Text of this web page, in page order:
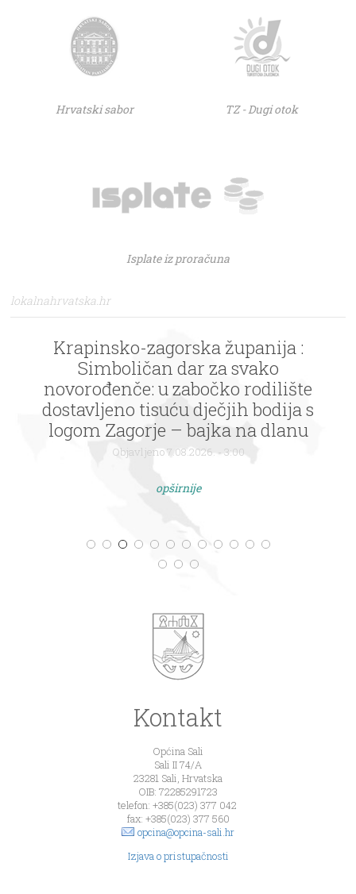
Hrvatski sabor TZ - Dugi otok
Isplate iz proračuna
lokalnahrvatska.hr
Krapinsko-zagorska županija :
Simboličan dar za svako
novorođenče: u zabočko rodilište
dostavljeno tisuću dječjih bodija s
logom Zagorje – bajka na dlanu
Objavljeno 7.08.2026. - 3:00
opširnije
Kontakt
Općina Sali
Sali II 74/A
23281 Sali, Hrvatska
OIB: 72285291723
telefon: +385(023) 377 042
fax: +385(023) 377 560
opcina@opcina-sali.hr
Izjava o pristupačnosti